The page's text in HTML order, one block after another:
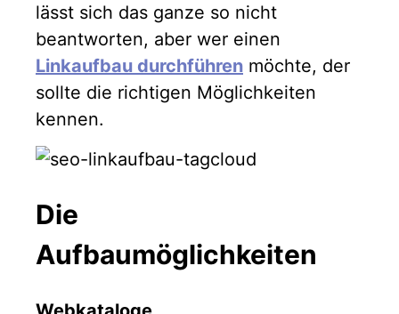
lässt sich das ganze so nicht
beantworten, aber wer einen
Linkaufbau durchführen möchte, der
sollte die richtigen Möglichkeiten
kennen.
Die
Aufbaumöglichkeiten